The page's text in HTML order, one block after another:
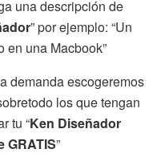
una descripción de
” por ejemplo: “Un
en una Macbook”
demanda escogeremos
los que tengan
tu “Ken Diseñador
GRATIS”